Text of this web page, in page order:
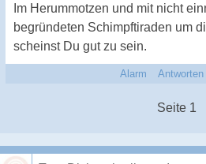
Im Herummotzen und mit nicht
begründeten Schimpftiraden um
scheinst Du gut zu sein.
Alarm Antworten
Seite 1
Vor